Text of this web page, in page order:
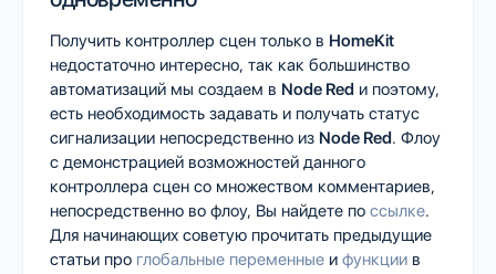
Получить контроллер сцен только в HomeKit
недостаточно интересно, так как большинство
автоматизаций мы создаем в Node Red и поэтому,
есть необходимость задавать и получать статус
сигнализации непосредственно из Node Red. Флоу
с демонстрацией возможностей данного
контроллера сцен со множеством комментариев,
непосредственно во флоу, Вы найдете по ссылке.
Для начинающих советую прочитать предыдущие
статьи про глобальные переменные и функции в